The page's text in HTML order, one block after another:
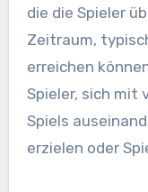
die die Spieler
Zeitraum,
erreichen
Spieler, sich mit
Spiels
erzielen oder